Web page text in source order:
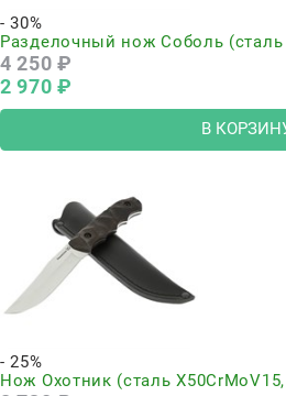
- 30%
Разделочный нож Соболь (сталь
4 250 ₽
2 970 ₽
В
- 25%
Нож Охотник (сталь